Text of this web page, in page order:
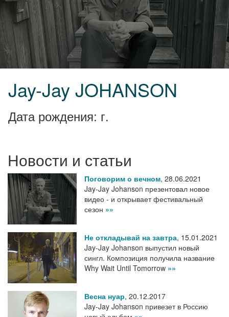
Jay-Jay JOHANSON
Дата рождения: г.
Новости и статьи
Поговорим о вечном, 28.06.2021
Jay-Jay Johanson презентовал новое
видео - и открывает фестивальный
сезон »»
Не откладывай на завтра, 15.01.2021
Jay-Jay Johanson выпустил новый
сингл. Композиция получила название
Why Wait Until Tomorrow »»
Весна нуар, 20.12.2017
Jay-Jay Johanson привезет в Россию